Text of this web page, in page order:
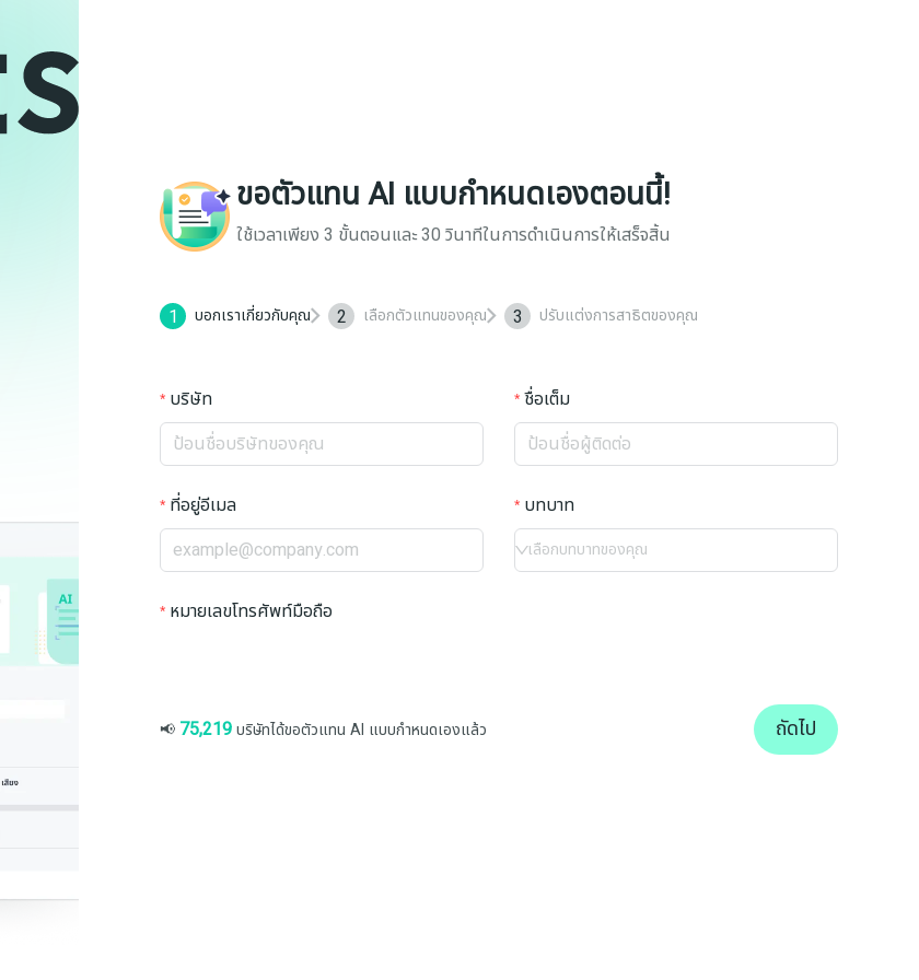
ขอตัวแทน AI แบบกำหนดเองตอนนี้!
ใช้เวลาเพียง 3 ขั้นตอนและ 30 วินาทีในการดำเนินการให้เสร็จสิ้น
1 บอกเราเกี่ยวกับคุณ 2 เลือกตัวแทนของคุณ 3 ปรับแต่งการสาธิตของคุณ
บริษัท ชื่อเต็ม
ที่อยู่อีเมล บทบาท
เลือกบทบาทของคุณ
หมายเลขโทรศัพท์มือถือ
📢 75,219บริษัทได้ขอตัวแทน AI แบบกำหนดเองแล้ว ถัดไป